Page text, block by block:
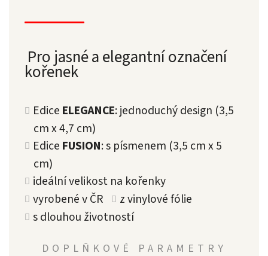
Pro jasné a elegantní označení
kořenek
Edice ELEGANCE: jednoduchý design (3,5
cm x 4,7 cm)
Edice FUSION: s písmenem (3,5 cm x 5
cm)
ideální velikost na kořenky
vyrobené v ČR
z vinylové fólie
s dlouhou životností
DOPLŇKOVÉ PARAMETRY